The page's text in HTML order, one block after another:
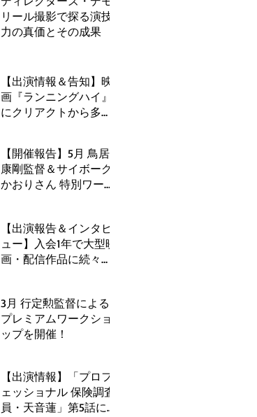
リール撮影で探る演技
力の真価とその成果
【出演情報＆告知】映
画『ランニングハイ』
にクリアクトから多数
【開催報告】5月 鳥居
康剛監督＆サイボーグ
かおりさん 特別ワーク
【出演報告＆インタビ
ュー】入会1年で大型映
画・配信作品に続々出
3月 行定勲監督による
プレミアムワークショ
ップを開催！
【出演情報】「プロフ
ェッショナル 保険調査
員・天音蓮」第5話に増